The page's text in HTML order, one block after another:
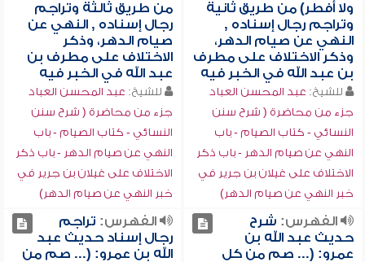
ولا أفطر) من طريق ثانية
وتراجم رجال إسناده ,
النهي عن صيام الدهر،
وذكر الاختلاف على مطرف
بن عبد الله في الخبر فيه
للشيخ: عبد المحسن العباد
جزء من محاضرة ( شرح سنن
النسائي - كتاب الصيام - باب
النهي عن صيام الدهر - باب ذكر
الاختلاف على غيلان بن جرير في
خبر النهي عن صيام الدهر)
من طريق ثالثة وتراجم
رجال إسناده , النهي عن
صيام الدهر، وذكر
الاختلاف على مطرف بن
عبد الله في الخبر فيه
للشيخ: عبد المحسن العباد
جزء من محاضرة ( شرح سنن
النسائي - كتاب الصيام - باب
النهي عن صيام الدهر - باب ذكر
الاختلاف على غيلان بن جرير في
خبر النهي عن صيام الدهر)
الفهرس: شرح
حديث عبد الله بن
عمرو: (... صم من كل
الفهرس: تراجم
رجال إسناد حديث عبد
الله بن عمرو: (... صم من